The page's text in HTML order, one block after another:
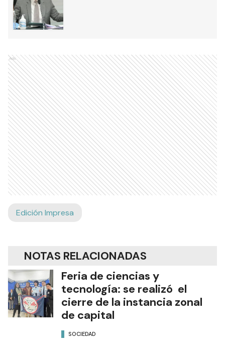
Ads
Edición Impresa
NOTAS RELACIONADAS
Feria de ciencias y
tecnología: se realizó el
cierre de la instancia zonal
de capital
SOCIEDAD